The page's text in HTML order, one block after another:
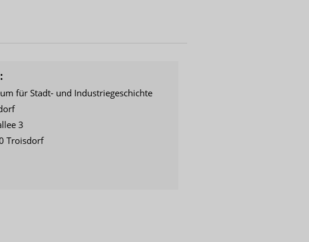
für Stadt- und Industriegeschichte
3
Troisdorf